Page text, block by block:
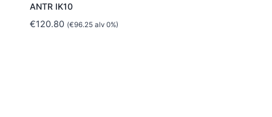
ANTR IK10
€120.80 (€96.25alv 0%)